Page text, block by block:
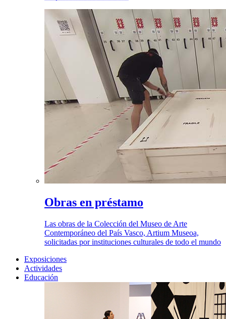
Obras en préstamo
Las obras de la Colección del Museo de Arte
Contemporáneo del País Vasco, Artium Museoa,
solicitadas por instituciones culturales de todo el mundo
Exposiciones
Actividades
Educación